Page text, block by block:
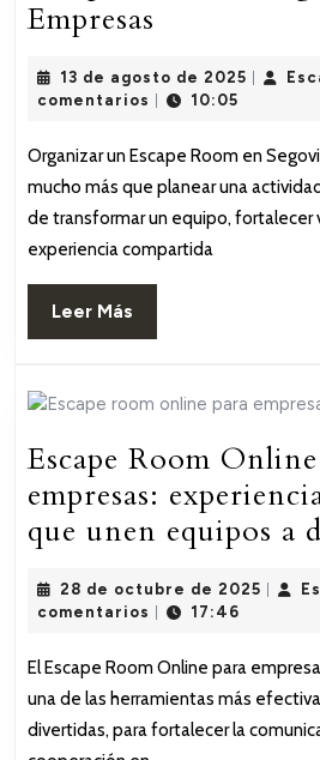
Empresas
en
para
Empresas
13 de agosto de 2025 13
de
2025
comentarios
10:05
Organizar un Escape Room en
mucho más que planear una
de transformar un equipo, fortalecer
experiencia compartida
Leer Más
Más
Escape Room
empresas:
que unen equipos a
28 de octubre de 2025 28
2025
comentarios
17:46
El Escape Room Online para
una de las herramientas más
divertidas, para fortalecer la